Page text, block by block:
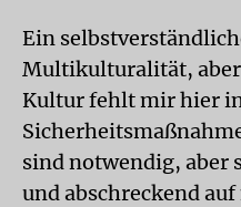
Ein
Multikulturalität,
Kultur fehlt mir hier
sind notwendig, aber
und abschreckend